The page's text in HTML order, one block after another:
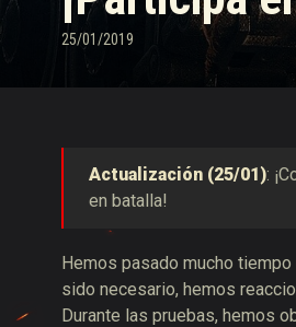
25/01/2019
Actualización (25/01):
en batalla!
Hemos pasado mucho
sido necesario, hemos
Durante las pruebas, hemos